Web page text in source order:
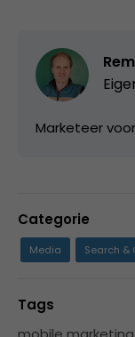
Marketeer
Categorie
Media Search &
Tags